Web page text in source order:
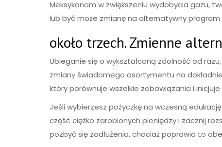
Meksykanom w zwiększeniu wydobycia gazu,
lub być może zmianę na alternatywny
około trzech. Zmienne
Ubieganie się o wykształconą zdolność od
zmiany świadomego asortymentu na
który porównuje wszelkie zobowiązania i
Jeśli wybierzesz pożyczkę na wczesną
część ciężko zarobionych pieniędzy i zacznij
pozbyć się zadłużenia, chociaż poprawia to